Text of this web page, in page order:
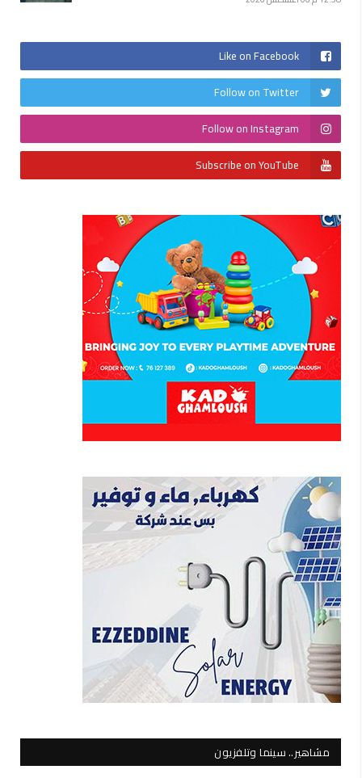
Like on Facebook
Follow on Twitter
Follow on Instagram
Subscribe on YouTube
مشاهير.. سينما وتلفزيون